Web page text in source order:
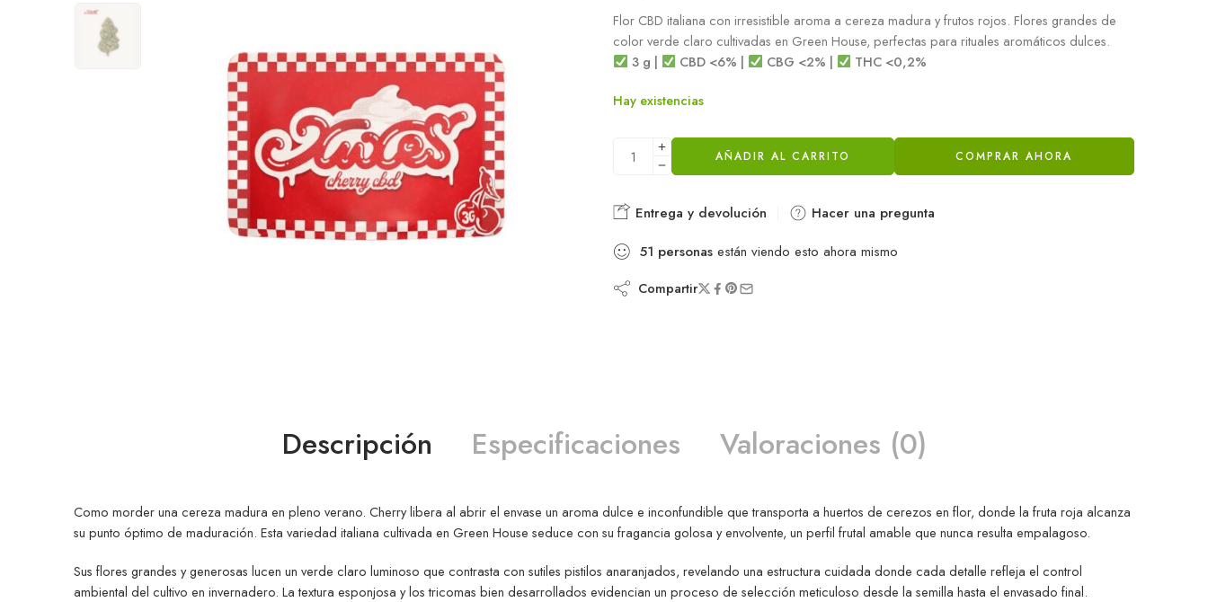
Flor CBD italiana con irresistible aroma a cereza madura y frutos rojos. Flores grandes de
color verde claro cultivadas en Green House, perfectas para rituales aromáticos dulces.
3 g |
CBD <6% | CBG <2% | THC <0,2%
Hay existencias
AÑADIR AL CARRITO COMPRAR AHORA
Entrega y devolución
Hacer una pregunta
51 personas están viendo esto ahora mismo
Compartir
Descripción Especificaciones Valoraciones (0)
Como morder una cereza madura en pleno verano. Cherry libera al abrir el envase un aroma dulce e inconfundible que transporta a huertos de cerezos en flor, donde la fruta roja alcanza
su punto óptimo de maduración. Esta variedad italiana cultivada en Green House seduce con su fragancia golosa y envolvente, un perfil frutal amable que nunca resulta empalagoso.
Sus flores grandes y generosas lucen un verde claro luminoso que contrasta con sutiles pistilos anaranjados, revelando una estructura cuidada donde cada detalle refleja el control
ambiental del cultivo en invernadero. La textura esponjosa y los tricomas bien desarrollados evidencian un proceso de selección meticuloso desde la semilla hasta el envasado final.